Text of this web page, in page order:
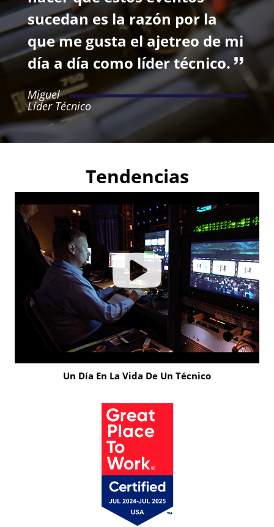
sucedan es la razón por la
que me gusta el ajetreo de mi
día a día como líder técnico.
Miguel
Líder Técnico
Tendencias
Un Día En La Vida De Un Técnico